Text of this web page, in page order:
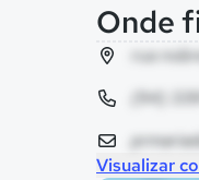
Onde
rua
(94)
Visualizar